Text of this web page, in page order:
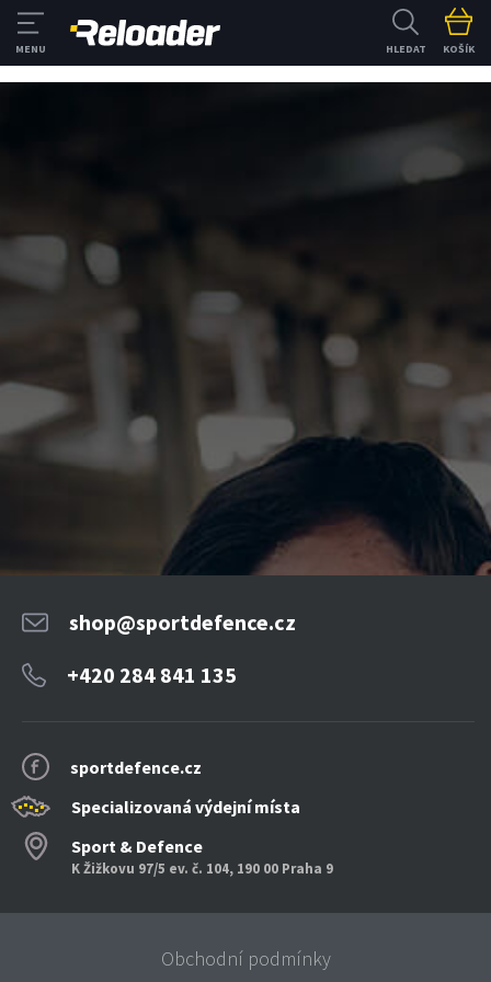
HLEDAT KOŠÍK
sportdefence.cz
Specializovaná výdejní místa
Sport & Defence
K Žižkovu 97/5 ev. č. 104, 190 00 Praha 9
shop@sportdefence.cz
+420 284 841 135
Obchodní podmínky